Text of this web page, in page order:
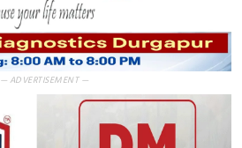
— ADVERTISEMENT —